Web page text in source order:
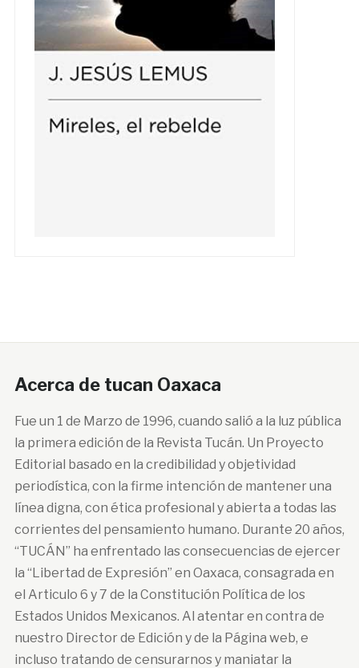
Acerca de tucan Oaxaca
Fue un 1 de Marzo de 1996, cuando salió a la luz pública
la primera edición de la Revista Tucán. Un Proyecto
Editorial basado en la credibilidad y objetividad
periodística, con la firme intención de mantener una
línea digna, con ética profesional y abierta a todas las
corrientes del pensamiento humano. Durante 20 años,
“TUCÁN” ha enfrentado las consecuencias de ejercer
la “Libertad de Expresión” en Oaxaca, consagrada en
el Articulo 6 y 7 de la Constitución Política de los
Estados Unidos Mexicanos. Al atentar en contra de
nuestro Director de Edición y de la Página web, e
incluso tratando de censurarnos y maniatar la